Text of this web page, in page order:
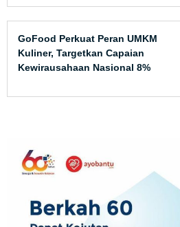
GoFood Perkuat Peran UMKM
Kuliner, Targetkan Capaian
Kewirausahaan Nasional 8%